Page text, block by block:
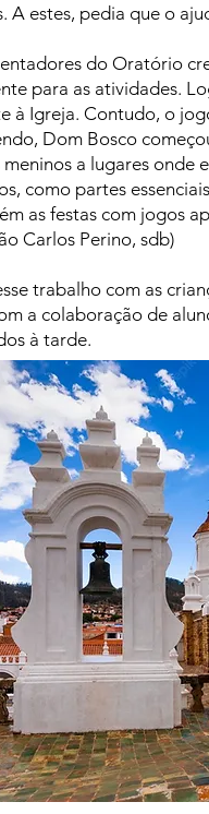
A estes, pedia que o
do Oratório
para as atividades.
à Igreja. Contudo, o
Dom Bosco
meninos a lugares onde
como partes
as festas com jogos
Carlos Perino, sdb)
trabalho com as
a colaboração de
à tarde.